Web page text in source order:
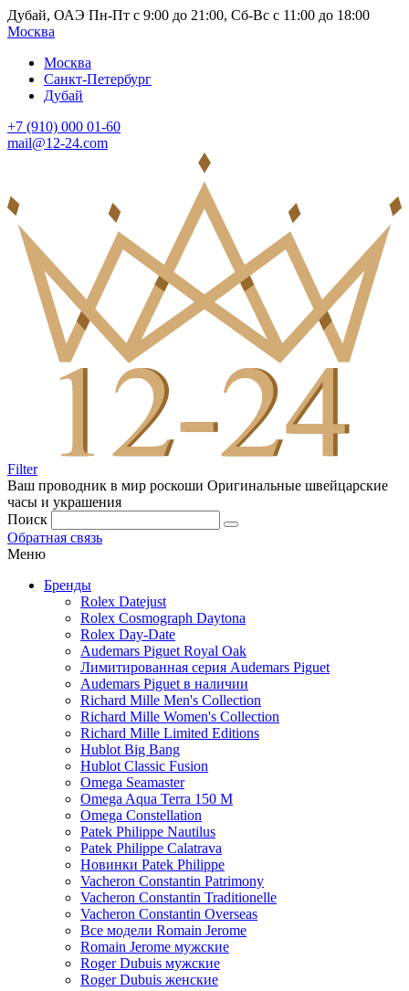
Дубай, ОАЭ Пн-Пт с 9:00 до 21:00, Сб-Вс с 11:00 до 18:00
Москва
Москва
Санкт-Петербург
Дубай
+7 (910) 000 01-60
mail@12-24.com
Filter
Ваш проводник в мир роскоши Оригинальные швейцарские
часы и украшения
Поиск
Обратная связь
Меню
Бренды
Rolex Datejust
Rolex Cosmograph Daytona
Rolex Day-Date
Audemars Piguet Royal Oak
Лимитированная серия Audemars Piguet
Audemars Piguet в наличии
Richard Mille Men's Collection
Richard Mille Women's Collection
Richard Mille Limited Editions
Hublot Big Bang
Hublot Classic Fusion
Omega Seamaster
Omega Aqua Terra 150 M
Omega Constellation
Patek Philippe Nautilus
Patek Philippe Calatrava
Новинки Patek Philippe
Vacheron Constantin Patrimony
Vacheron Constantin Traditionelle
Vacheron Constantin Overseas
Все модели Romain Jerome
Romain Jerome мужские
Roger Dubuis мужские
Roger Dubuis женские